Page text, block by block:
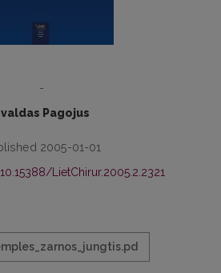
-
Pagojus
2005-01-01
LietChirur.2005.2.2321